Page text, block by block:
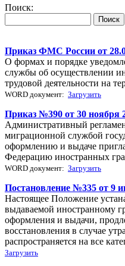
Поиск:
Приказ ФМС России от
О формах и порядке
службы об осуществлении
трудовой деятельности на
WORD документ: Загрузить
Приказ №390 от 30 ноября
Административный
миграционной службой
оформлению и выдаче
Федерацию иностранных
WORD документ: Загрузить
Постановление №335 от 9
Настоящее Положение
выдаваемой иностранному
оформления и выдачи,
восстановления в случае
распространяется на все
Загрузить